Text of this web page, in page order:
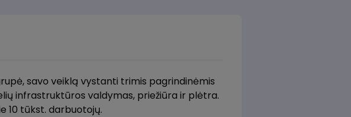
savo veiklą vystanti trimis pagrindinėmis
infrastruktūros valdymas, priežiūra ir plėtra.
10 tūkst. darbuotojų.